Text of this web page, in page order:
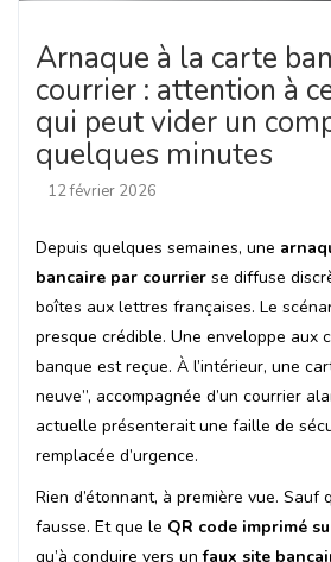
Arnaque à la carte
courrier : attention à
qui peut vider un
quelques minutes
12 février 2026
Depuis quelques semaines, une
bancaire par courrier se diffuse
boîtes aux lettres françaises. Le
presque crédible. Une enveloppe aux
banque est reçue. À l’intérieur, une
neuve”, accompagnée d’un courrier
actuelle présenterait une faille de
remplacée d’urgence.
Rien d’étonnant, à première vue.
fausse. Et que le QR code imprimé
qu’à conduire vers unfaux site